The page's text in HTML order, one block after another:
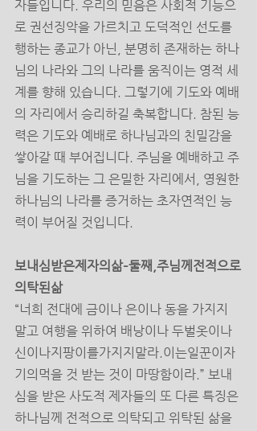
자들입니다. 우리의 믿음은 사회적 기능으
로 권선징악을 가르치고 도덕적인 선도를
행하는 종교가 아닌, 분명히 존재하는 하나
님의 나라와 그의 나라를 움직이는 영적 세
계를 향해 있습니다. 그렇기에 기도와 예배
의 자리에서 승리하길 축복합니다. 참된 능
력은 기도와 예배로 하나님과의 친밀감을
쌓아갈 때 부어집니다. 주님을 예배하고 주
님을 기도하는 그 은밀한 자리에서, 영원한
하나님의 나라를 증거하는 초자연적인 능
력이 부어질 것입니다.
보내심받은제자의삶–둘째,주님께전적으로
의탁된삶
“너희 전대에 금이나 은이나 동을 가지지
말고 여행을 위하여 배낭이나 두벌옷이나
신이나지팡이를가지지말라.이는일꾼이자
기의먹을 것 받는 것이 마땅함이라.” 보내
심을 받은 사도적 제자들의 또 다른 특징은
하나님께 전적으로 의탁되고 위탁된 삶을